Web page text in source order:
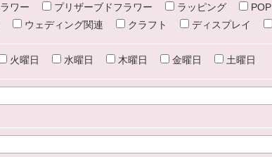
ワー プリザーブドフラワー ラッピング POP
ウェディング関連 クラフト ディスプレイ
火曜日 水曜日 木曜日 金曜日 土曜日